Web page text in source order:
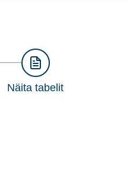
Näita tabelit